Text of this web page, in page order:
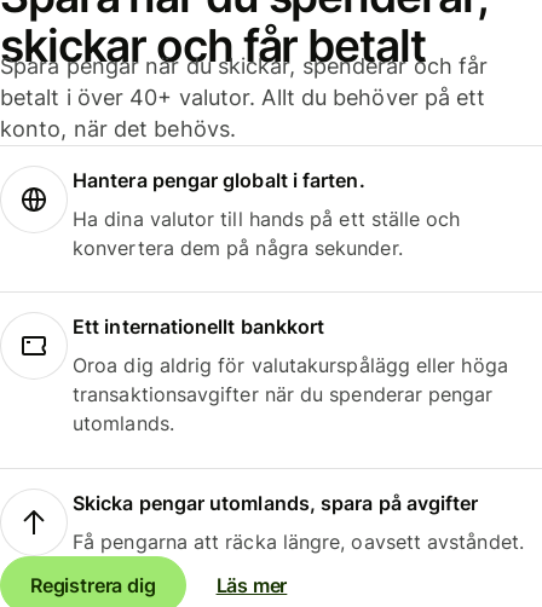
skickar och får betalt
Spara pengar när du skickar, spenderar och får
betalt i över 40+ valutor. Allt du behöver på ett
konto, när det behövs.
Hantera pengar globalt i farten.
Ha dina valutor till hands på ett ställe och
konvertera dem på några sekunder.
Ett internationellt bankkort
Oroa dig aldrig för valutakurspålägg eller höga
transaktionsavgifter när du spenderar pengar
utomlands.
Skicka pengar utomlands, spara på avgifter
Få pengarna att räcka längre, oavsett avståndet.
Registrera dig
Läs mer